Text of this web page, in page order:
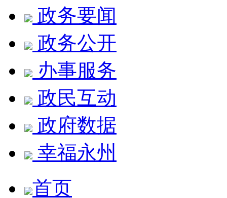
政务要闻
政务公开
办事服务
政民互动
政府数据
幸福永州
首页